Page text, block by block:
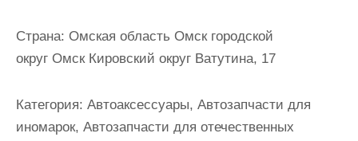
Страна: Омская область Омск городской
округ Омск Кировский округ Ватутина, 17
Категория: Автоаксессуары, Автозапчасти для
иномарок, Автозапчасти для отечественных